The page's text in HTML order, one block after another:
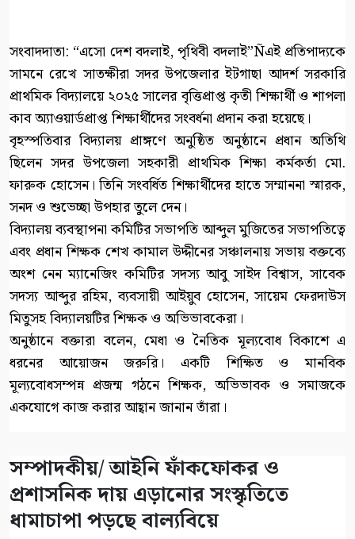
সংবাদদাতা: “এসো দেশ বদলাই, পৃথিবী বদলাই”Ñএই প্রতিপাদ্যকে
সামনে রেখে সাতক্ষীরা সদর উপজেলার ইটগাছা আদর্শ সরকারি
প্রাথমিক বিদ্যালয়ে ২০২৫ সালের বৃত্তিপ্রাপ্ত কৃতী শিক্ষার্থী ও শাপলা
কাব অ্যাওয়ার্ডপ্রাপ্ত শিক্ষার্থীদের সংবর্ধনা প্রদান করা হয়েছে।
বৃহস্পতিবার বিদ্যালয় প্রাঙ্গণে অনুষ্ঠিত অনুষ্ঠানে প্রধান অতিথি
ছিলেন সদর উপজেলা সহকারী প্রাথমিক শিক্ষা কর্মকর্তা মো.
ফারুক হোসেন। তিনি সংবর্ধিত শিক্ষার্থীদের হাতে সম্মাননা স্মারক,
সনদ ও শুভেচ্ছা উপহার তুলে দেন।
বিদ্যালয় ব্যবস্থাপনা কমিটির সভাপতি আব্দুল মুজিতের সভাপতিত্বে
এবং প্রধান শিক্ষক শেখ কামাল উদ্দীনের সঞ্চালনায় সভায় বক্তব্যে
অংশ নেন ম্যানেজিং কমিটির সদস্য আবু সাইদ বিশ্বাস, সাবেক
সদস্য আব্দুর রহিম, ব্যবসায়ী আইয়ুব হোসেন, সায়েম ফেরদাউস
মিতুসহ বিদ্যালয়টির শিক্ষক ও অভিভাবকেরা।
অনুষ্ঠানে বক্তারা বলেন, মেধা ও নৈতিক মূল্যবোধ বিকাশে এ
ধরনের আয়োজন জরুরি। একটি শিক্ষিত ও মানবিক
মূল্যবোধসম্পন্ন প্রজন্ম গঠনে শিক্ষক, অভিভাবক ও সমাজকে
একযোগে কাজ করার আহ্বান জানান তাঁরা।
সম্পাদকীয়/ আইনি ফাঁকফোকর ও
প্রশাসনিক দায় এড়ানোর সংস্কৃতিতে
ধামাচাপা পড়ছে বাল্যবিয়ে